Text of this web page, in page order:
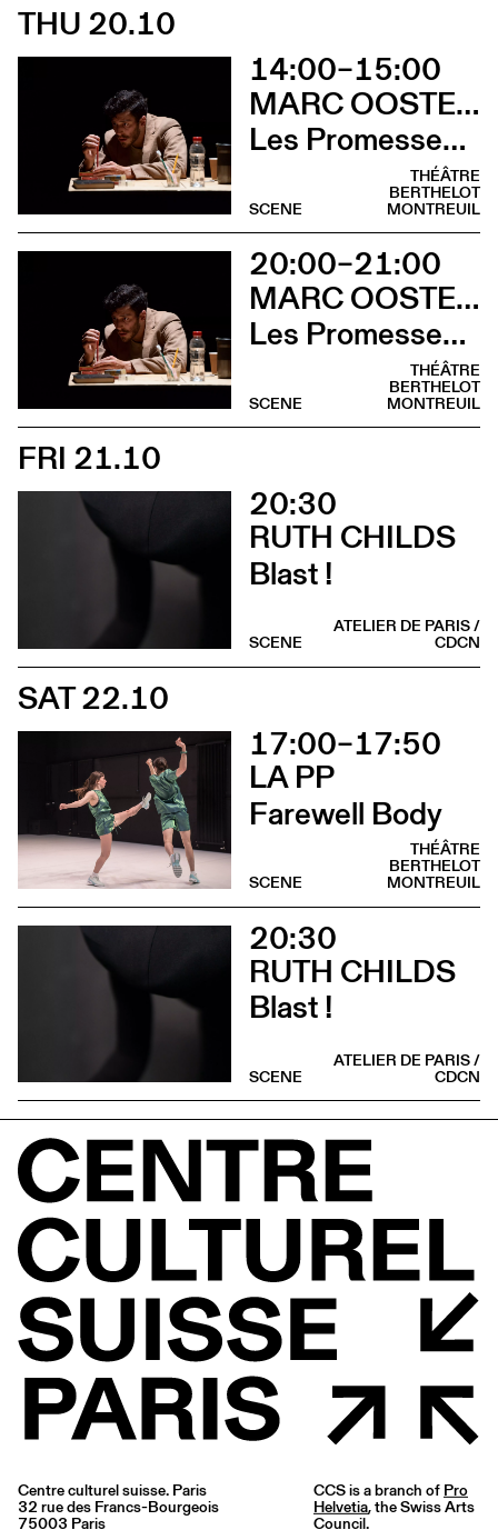
THU 20.10
14:00–15:00
MARC OOSTERHOFF
Les Promesses de l’incertitude
THÉÂTRE
BERTHELOT
MONTREUIL
SCENE
20:00–21:00
MARC OOSTERHOFF
Les Promesses de l’incertitude
THÉÂTRE
BERTHELOT
MONTREUIL
SCENE
FRI 21.10
20:30
RUTH CHILDS
Blast !
ATELIER DE PARIS /
CDCN
SCENE
SAT 22.10
17:00–17:50
LA PP
Farewell Body
THÉÂTRE
BERTHELOT
MONTREUIL
SCENE
20:30
RUTH CHILDS
Blast !
ATELIER DE PARIS /
CDCN
SCENE
Centre culturel suisse. Paris
32 rue des Francs-Bourgeois
75003 Paris
CCS is a branch of Pro
Helvetia, the Swiss Arts
Council.